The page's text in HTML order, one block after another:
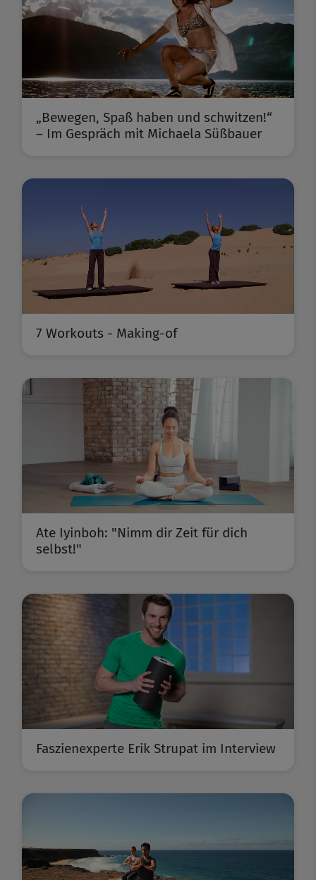
„Bewegen, Spaß haben und schwitzen!“
– Im Gespräch mit Michaela Süßbauer
7 Workouts - Making-of
Ate Iyinboh: "Nimm dir Zeit für dich
selbst!"
Faszienexperte Erik Strupat im Interview